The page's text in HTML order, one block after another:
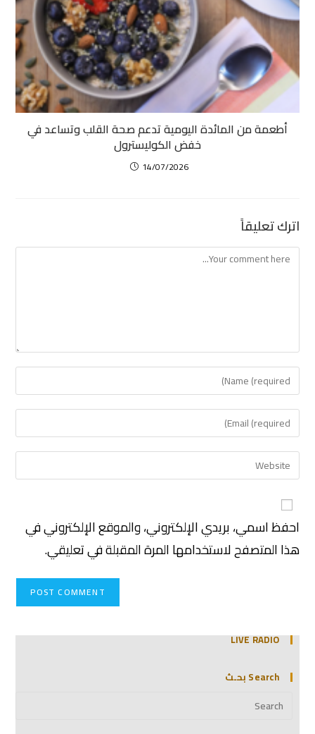
أطعمة من المائدة اليومية تدعم صحة القلب وتساعد في
خفض الكوليسترول
14/07/2026
اترك تعليقاً
احفظ اسمي، بريدي الإلكتروني، والموقع الإلكتروني في
هذا المتصفح لاستخدامها المرة المقبلة في تعليقي.
LIVE RADIO
Search بحـث